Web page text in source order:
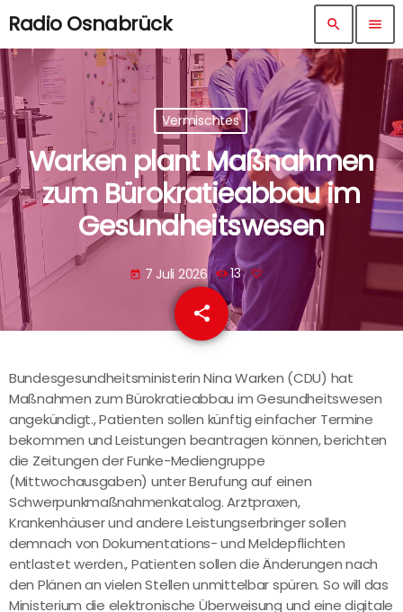
Radio Osnabrück search menu
Vermischtes
Warken plant Maßnahmen
zum Bürokratieabbau im
Gesundheitswesen
today 7 Juli 2026 13
share
email
Bundesgesundheitsministerin Nina Warken (CDU) hat
Maßnahmen zum Bürokratieabbau im Gesundheitswesen
angekündigt., Patienten sollen künftig einfacher Termine
bekommen und Leistungen beantragen können, berichten
die Zeitungen der Funke-Mediengruppe
(Mittwochausgaben) unter Berufung auf einen
Schwerpunkmaßnahmenkatalog. Arztpraxen,
Krankenhäuser und andere Leistungserbringer sollen
demnach von Dokumentations- und Meldepflichten
entlastet werden., Patienten sollen die Änderungen nach
den Plänen an vielen Stellen unmittelbar spüren. So will das
Ministerium die elektronische Überweisung und eine digitale